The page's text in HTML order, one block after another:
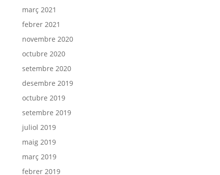
març 2021
febrer 2021
novembre 2020
octubre 2020
setembre 2020
desembre 2019
octubre 2019
setembre 2019
juliol 2019
maig 2019
març 2019
febrer 2019